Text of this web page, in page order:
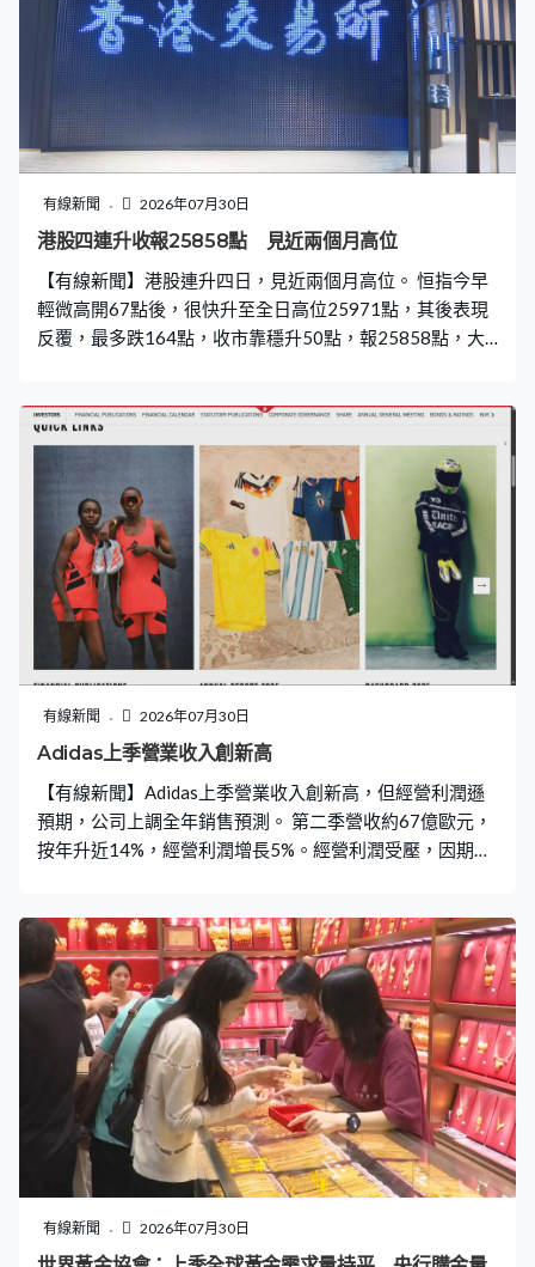
有線新聞 2026年07月30日
港股四連升收報25858點 見近兩個月高位
【有線新聞】港股連升四日，見近兩個月高位。 恒指今早
輕微高開67點後，很快升至全日高位25971點，其後表現
反覆，最多跌164點，收市靠穩升50點，報25858點，大
樣造好的百威亞太，股價最多升一成，收市升幅收窄至
1.7%。AI概念炒風減退，智譜跌16%，MINIMAX一度跌
穿200元。晶片股亦普遍向下，中芯、華虹跌7%至8%。
有線新聞 2026年07月30日
Adidas上季營業收入創新高
【有線新聞】Adidas上季營業收入創新高，但經營利潤遜
預期，公司上調全年銷售預測。 第二季營收約67億歐元，
按年升近14%，經營利潤增長5%。經營利潤受壓，因期內
高單位數增長升至9%至10%水平，但維持全年經營利潤約
23億歐元。
有線新聞 2026年07月30日